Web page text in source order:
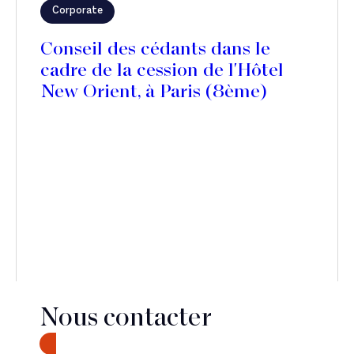
Corporate
Conseil des cédants dans le
cadre de la cession de l'Hôtel
New Orient, à Paris (8ème)
Nous contacter